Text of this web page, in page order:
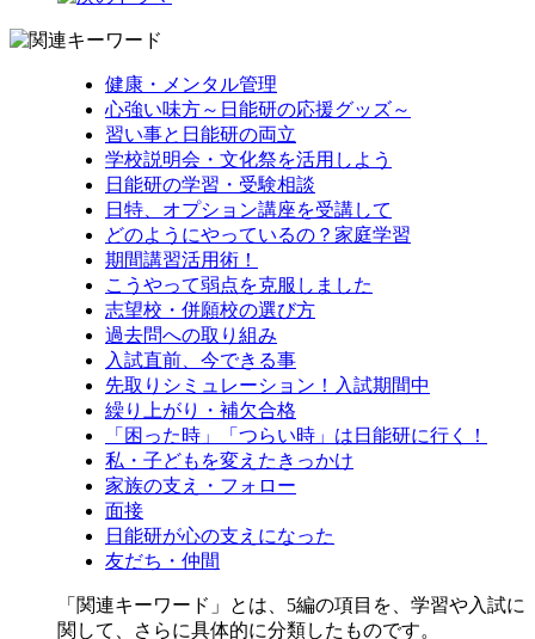
健康・メンタル管理
心強い味方～日能研の応援グッズ～
習い事と日能研の両立
学校説明会・文化祭を活用しよう
日能研の学習・受験相談
日特、オプション講座を受講して
どのようにやっているの？家庭学習
期間講習活用術！
こうやって弱点を克服しました
志望校・併願校の選び方
過去問への取り組み
入試直前、今できる事
先取りシミュレーション！入試期間中
繰り上がり・補欠合格
「困った時」「つらい時」は日能研に行く！
私・子どもを変えたきっかけ
家族の支え・フォロー
面接
日能研が心の支えになった
友だち・仲間
「関連キーワード」とは、5編の項目を、学習や入試に
関して、さらに具体的に分類したものです。